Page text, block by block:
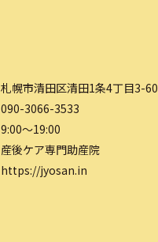
札幌市清田区清田1条4丁目3-60
090-3066-3533
9:00～19:00
産後ケア専門助産院
https://jyosan.in